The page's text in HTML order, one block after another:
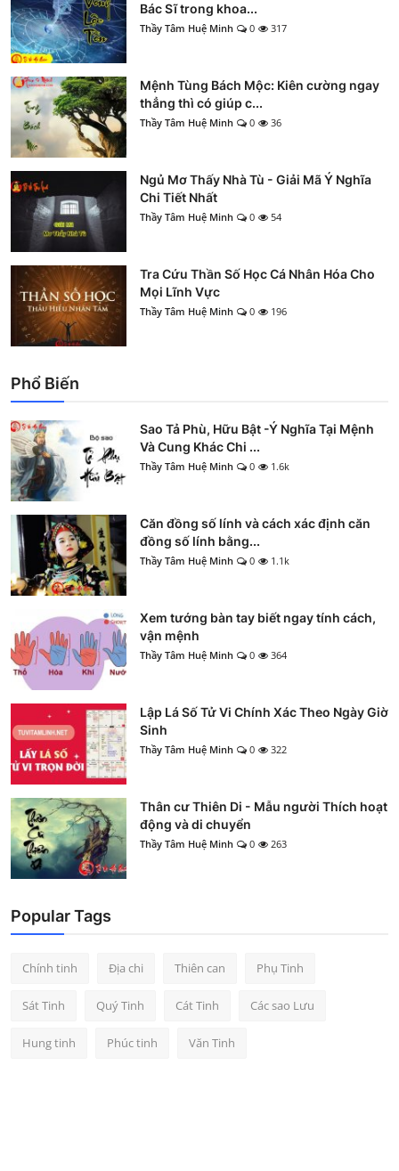
Bác Sĩ trong khoa...
Thầy Tâm Huệ Minh 0 317
Mệnh Tùng Bách Mộc: Kiên cường ngay
thẳng thì có giúp c...
Thầy Tâm Huệ Minh 0 36
Ngủ Mơ Thấy Nhà Tù - Giải Mã Ý Nghĩa
Chi Tiết Nhất
Thầy Tâm Huệ Minh 0 54
Tra Cứu Thần Số Học Cá Nhân Hóa Cho
Mọi Lĩnh Vực
Thầy Tâm Huệ Minh 0 196
Phổ Biến
Sao Tả Phù, Hữu Bật -Ý Nghĩa Tại Mệnh
Và Cung Khác Chi ...
Thầy Tâm Huệ Minh 0 1.6k
Căn đồng số lính và cách xác định căn
đồng số lính bằng...
Thầy Tâm Huệ Minh 0 1.1k
Xem tướng bàn tay biết ngay tính cách,
vận mệnh
Thầy Tâm Huệ Minh 0 364
Lập Lá Số Tử Vi Chính Xác Theo Ngày Giờ
Sinh
Thầy Tâm Huệ Minh 0 322
Thân cư Thiên Di - Mẫu người Thích hoạt
động và di chuyển
Thầy Tâm Huệ Minh 0 263
Popular Tags
Chính tinh Địa chi Thiên can Phụ Tinh
Sát Tinh Quý Tinh Cát Tinh Các sao Lưu
Hung tinh Phúc tinh Văn Tinh